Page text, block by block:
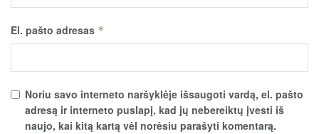
El. pašto adresas *
Noriu savo interneto naršyklėje išsaugoti vardą, el. pašto
adresą ir interneto puslapį, kad jų nebereiktų įvesti iš
naujo, kai kitą kartą vėl norėsiu parašyti komentarą.